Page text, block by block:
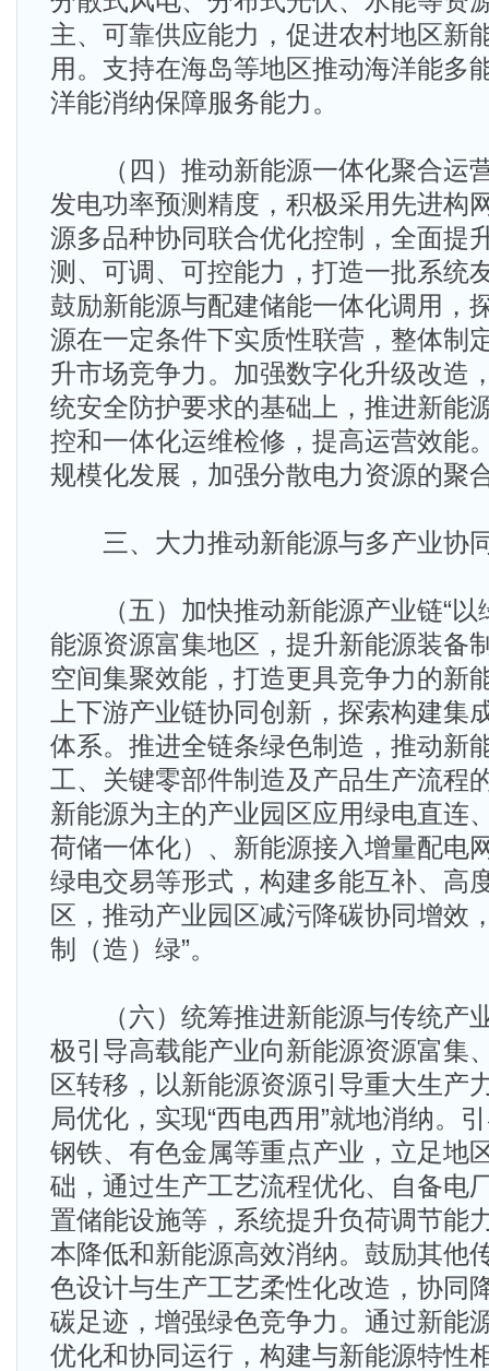
主、可靠供应能力，促进农村地区新
用。支持在海岛等地区推动海洋能多
洋能消纳保障服务能力。
（四）推动新能源一体化聚合运
发电功率预测精度，积极采用先进构
源多品种协同联合优化控制，全面提
测、可调、可控能力，打造一批系统
鼓励新能源与配建储能一体化调用，
源在一定条件下实质性联营，整体制
升市场竞争力。加强数字化升级改造
统安全防护要求的基础上，推进新能
控和一体化运维检修，提高运营效能
规模化发展，加强分散电力资源的聚
三、大力推动新能源与多产业协
（五）加快推动新能源产业链“以
能源资源富集地区，提升新能源装备
空间集聚效能，打造更具竞争力的新
上下游产业链协同创新，探索构建集
体系。推进全链条绿色制造，推动新
工、关键零部件制造及产品生产流程
新能源为主的产业园区应用绿电直连
荷储一体化）、新能源接入增量配电
绿电交易等形式，构建多能互补、高
区，推动产业园区减污降碳协同增效
制（造）绿”。
（六）统筹推进新能源与传统产
极引导高载能产业向新能源资源富集
区转移，以新能源资源引导重大生产
局优化，实现“西电西用”就地消纳。
钢铁、有色金属等重点产业，立足地
础，通过生产工艺流程优化、自备电
置储能设施等，系统提升负荷调节能
本降低和新能源高效消纳。鼓励其他
色设计与生产工艺柔性化改造，协同
碳足迹，增强绿色竞争力。通过新能
优化和协同运行，构建与新能源特性